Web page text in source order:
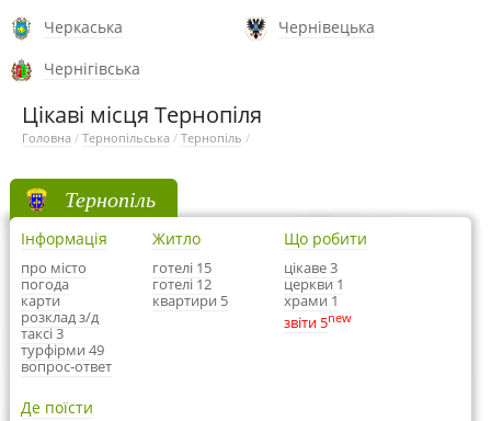
Черкаська
Чернівецька
Чернігівська
Цікаві місця Тернопіля
Головна / Тернопільська / Тернопіль /
Тернопіль
Інформація
про місто
погода
карти
розклад з/д
таксі 3
турфірми 49
вопрос-ответ
Житло
готелі 15
готелі 12
квартири 5
Що робити
цікаве 3
церкви 1
храми 1
звіти 5new
Де поїсти